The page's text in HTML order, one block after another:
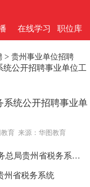
在线学习 职位库
> 贵州事业单位招聘
统公开招聘事业单位工
系统公开招聘事业单
育 来源：华图教育
2026年国家税务总局贵州省税务系统公开招聘事业单位工作人员29人公告
州省税务系统